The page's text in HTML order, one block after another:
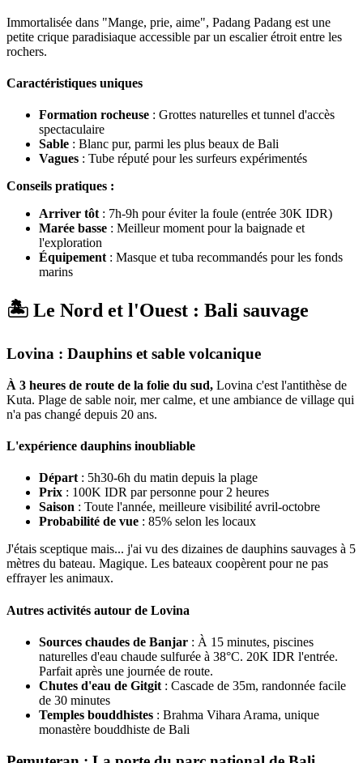
Immortalisée dans "Mange, prie, aime", Padang Padang est une
petite crique paradisiaque accessible par un escalier étroit entre les
rochers.
Caractéristiques uniques
Formation rocheuse : Grottes naturelles et tunnel d'accès
spectaculaire
Sable : Blanc pur, parmi les plus beaux de Bali
Vagues : Tube réputé pour les surfeurs expérimentés
Conseils pratiques :
Arriver tôt : 7h-9h pour éviter la foule (entrée 30K IDR)
Marée basse : Meilleur moment pour la baignade et
l'exploration
Équipement : Masque et tuba recommandés pour les fonds
marins
🏝️ Le Nord et l'Ouest : Bali sauvage
Lovina : Dauphins et sable volcanique
À 3 heures de route de la folie du sud, Lovina c'est l'antithèse de
Kuta. Plage de sable noir, mer calme, et une ambiance de village qui
n'a pas changé depuis 20 ans.
L'expérience dauphins inoubliable
Départ : 5h30-6h du matin depuis la plage
Prix : 100K IDR par personne pour 2 heures
Saison : Toute l'année, meilleure visibilité avril-octobre
Probabilité de vue : 85% selon les locaux
J'étais sceptique mais... j'ai vu des dizaines de dauphins sauvages à 5
mètres du bateau. Magique. Les bateaux coopèrent pour ne pas
effrayer les animaux.
Autres activités autour de Lovina
Sources chaudes de Banjar : À 15 minutes, piscines
naturelles d'eau chaude sulfurée à 38°C. 20K IDR l'entrée.
Parfait après une journée de route.
Chutes d'eau de Gitgit : Cascade de 35m, randonnée facile
de 30 minutes
Temples bouddhistes : Brahma Vihara Arama, unique
monastère bouddhiste de Bali